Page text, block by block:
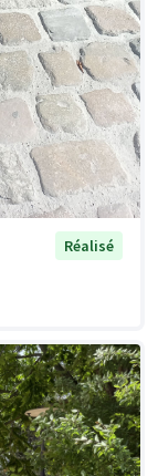
Réalisé